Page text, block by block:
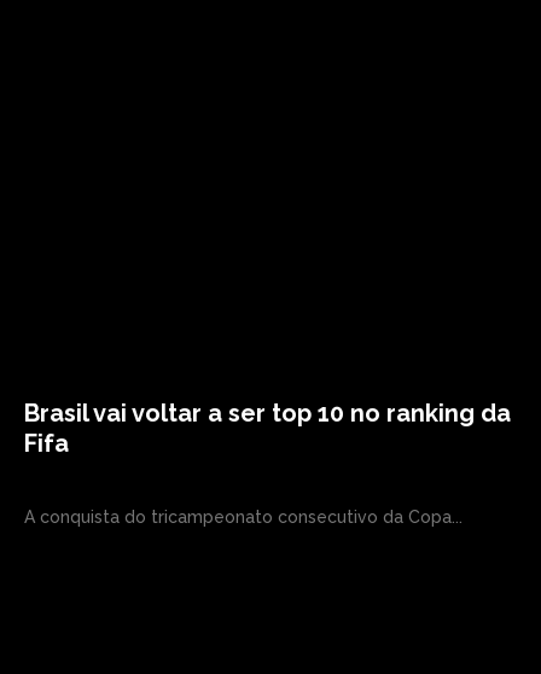
Brasil vai voltar a ser top 10 no ranking da
Fifa
A conquista do tricampeonato consecutivo da Copa...